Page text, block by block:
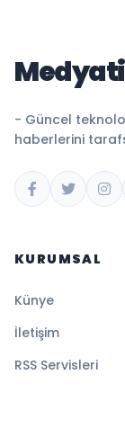
- Güncel
haberlerini
KURUMSAL
Künye
İletişim
RSS Servisleri